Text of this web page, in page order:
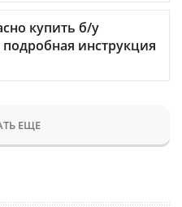
купить б/у
инструкция
ЕЩЕ